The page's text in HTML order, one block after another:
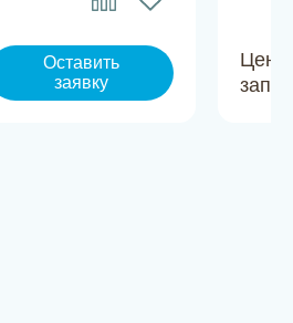
Оставить
заявку
Цена